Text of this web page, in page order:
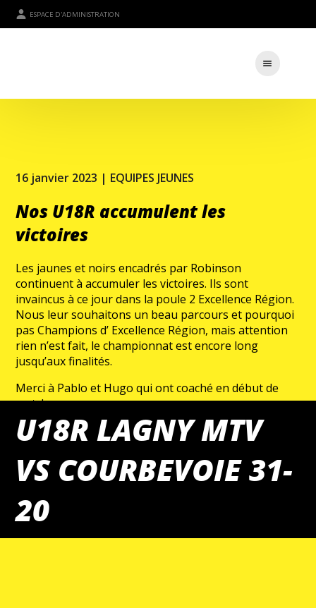
ESPACE D'ADMINISTRATION
U18R LAGNY MTV
VS COURBEVOIE 31-
20
16 janvier 2023 | EQUIPES JEUNES
Nos U18R accumulent les
victoires
Les jaunes et noirs encadrés par Robinson
continuent à accumuler les victoires. Ils sont
invaincus à ce jour dans la poule 2 Excellence Région.
Nous leur souhaitons un beau parcours et pourquoi
pas Champions d’ Excellence Région, mais attention
rien n’est fait, le championnat est encore long
jusqu’aux finalités.
Merci à Pablo et Hugo qui ont coaché en début de
match